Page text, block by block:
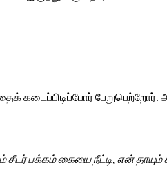
பேறுபெற்றோர்.
சீடர் பக்கம் கையை நீட்டி, என்